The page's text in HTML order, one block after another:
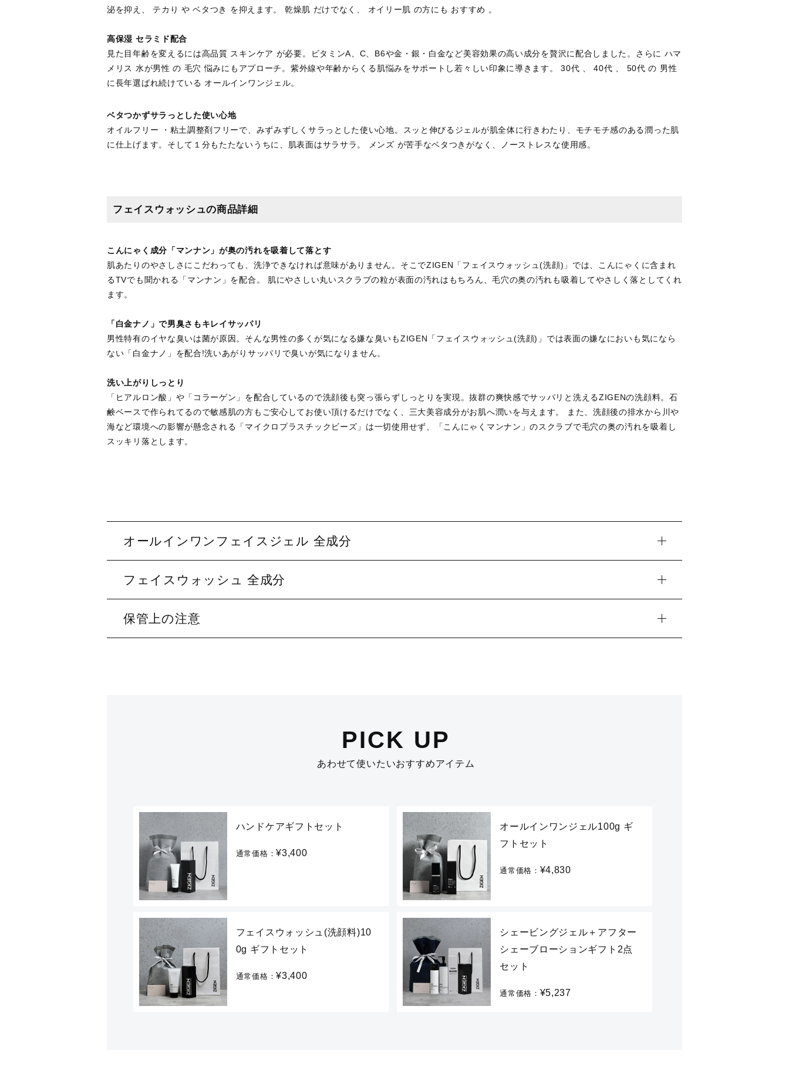
泌を抑え、 テカり や ベタつき を抑えます。 乾燥肌 だけでなく、 オイリー肌 の方にも おすすめ 。
高保湿 セラミド配合
見た目年齢を変えるには高品質 スキンケア が必要。ビタミンA、C、B6や金・銀・白金など美容効果の高い成分を贅沢に配合しました。さらに ハマ
メリス 水が男性 の 毛穴 悩みにもアプローチ。紫外線や年齢からくる肌悩みをサポートし若々しい印象に導きます。 30代 、 40代 、 50代 の 男性
に長年選ばれ続けている オールインワンジェル。
ベタつかずサラっとした使い心地
オイルフリー ・粘土調整剤フリーで、みずみずしくサラっとした使い心地。スッと伸びるジェルが肌全体に行きわたり、モチモチ感のある潤った肌
に仕上げます。そして１分もたたないうちに、肌表面はサラサラ。 メンズ が苦手なベタつきがなく、ノーストレスな使用感。
フェイスウォッシュの商品詳細
こんにゃく成分「マンナン」が奥の汚れを吸着して落とす
肌あたりのやさしさにこだわっても、洗浄できなければ意味がありません。そこでZIGEN「フェイスウォッシュ(洗顔)」では、こんにゃくに含まれ
るTVでも聞かれる「マンナン」を配合。 肌にやさしい丸いスクラブの粒が表面の汚れはもちろん、毛穴の奥の汚れも吸着してやさしく落としてくれ
ます。
「白金ナノ」で男臭さもキレイサッパリ
男性特有のイヤな臭いは菌が原因。そんな男性の多くが気になる嫌な臭いもZIGEN「フェイスウォッシュ(洗顔)」では表面の嫌なにおいも気になら
ない「白金ナノ」を配合!洗いあがりサッパリで臭いが気になりません。
洗い上がりしっとり
「ヒアルロン酸」や「コラーゲン」を配合しているので洗顔後も突っ張らずしっとりを実現。抜群の爽快感でサッパリと洗えるZIGENの洗顔料。石
鹸ベースで作られてるので敏感肌の方もご安心してお使い頂けるだけでなく、三大美容成分がお肌へ潤いを与えます。 また、洗顔後の排水から川や
海など環境への影響が懸念される「マイクロプラスチックビーズ」は一切使用せず、「こんにゃくマンナン」のスクラブで毛穴の奥の汚れを吸着し
スッキリ落とします。
オールインワンフェイスジェル 全成分
フェイスウォッシュ 全成分
保管上の注意
PICK UP
あわせて使いたいおすすめアイテム
ハンドケアギフトセット
通常価格：¥3,400
オールインワンジェル100g ギ
フトセット
通常価格： ¥4,830
フェイスウォッシュ(洗顔料)10
0g ギフトセット
通常価格：¥3,400
シェービングジェル＋アフター
シェーブローションギフト2点
セット
通常価格： ¥5,237